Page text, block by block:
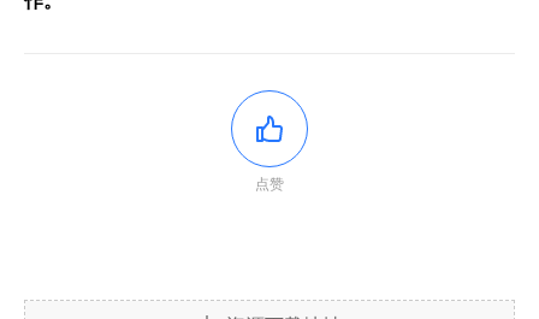
点赞